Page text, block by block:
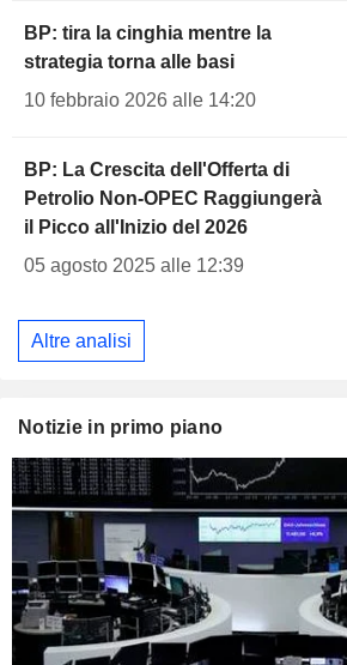
BP: tira la cinghia mentre la
strategia torna alle basi
10 febbraio 2026 alle 14:20
BP: La Crescita dell'Offerta di
Petrolio Non-OPEC Raggiungerà
il Picco all'Inizio del 2026
05 agosto 2025 alle 12:39
Altre analisi
Notizie in primo piano